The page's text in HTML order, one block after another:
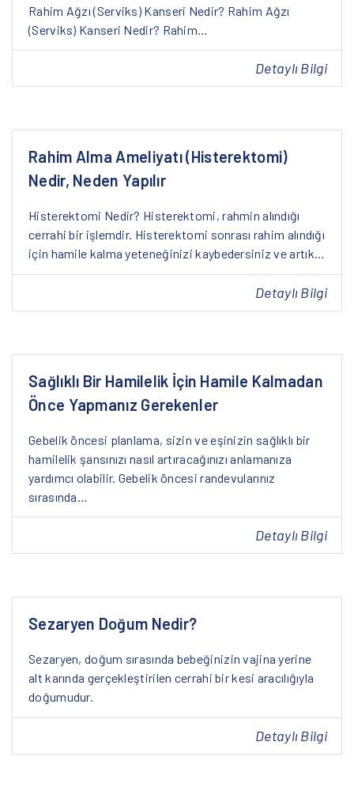
Rahim Ağzı (Serviks) Kanseri Nedir? Rahim Ağzı
(Serviks) Kanseri Nedir? Rahim…
Detaylı Bilgi
Rahim Alma Ameliyatı (Histerektomi)
Nedir, Neden Yapılır
Histerektomi Nedir? Histerektomi, rahmin alındığı
cerrahi bir işlemdir. Histerektomi sonrası rahim alındığı
için hamile kalma yeteneğinizi kaybedersiniz ve artık…
Detaylı Bilgi
Sağlıklı Bir Hamilelik İçin Hamile Kalmadan
Önce Yapmanız Gerekenler
Gebelik öncesi planlama, sizin ve eşinizin sağlıklı bir
hamilelik şansınızı nasıl artıracağınızı anlamanıza
yardımcı olabilir. Gebelik öncesi randevularınız
sırasında…
Detaylı Bilgi
Sezaryen Doğum Nedir?
Sezaryen, doğum sırasında bebeğinizin vajina yerine
alt karında gerçekleştirilen cerrahi bir kesi aracılığıyla
doğumudur.
Detaylı Bilgi